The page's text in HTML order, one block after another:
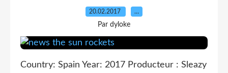
20.02.2017 …
Par dyloke
Country: Spain Year: 2017 Producteur : Sleazy